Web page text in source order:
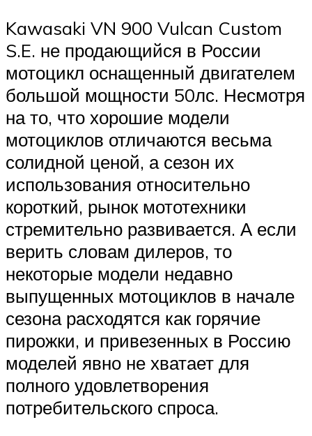
Kawasaki VN 900 Vulcan Custom
S.E. не продающийся в России
мотоцикл оснащенный двигателем
большой мощности 50лс. Несмотря
на то, что хорошие модели
мотоциклов отличаются весьма
солидной ценой, а сезон их
использования относительно
короткий, рынок мототехники
стремительно развивается. А если
верить словам дилеров, то
некоторые модели недавно
выпущенных мотоциклов в начале
сезона расходятся как горячие
пирожки, и привезенных в Россию
моделей явно не хватает для
полного удовлетворения
потребительского спроса.